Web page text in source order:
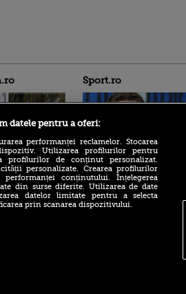
Waldau din
și
logodnica
Sport.ro
85.000.000€ pentru
bijuteria” lui Cristi Chivu:
Arsenal și Manchester
United au intrat pe fir
datele pentru a oferi:
performanței reclamelor. Stocarea
Utilizarea profilurilor pentru
profilurilor de conținut personalizat.
personalizate. Crearea profilurilor
conținutului. Înțelegerea
din surse diferite. Utilizarea de date
datelor limitate pentru a selecta
prin scanarea dispozitivului.